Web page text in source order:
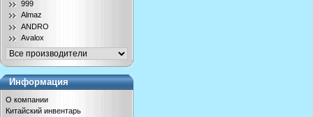
999
Almaz
ANDRO
Avalox
Информация
О компании
Китайский инвентарь